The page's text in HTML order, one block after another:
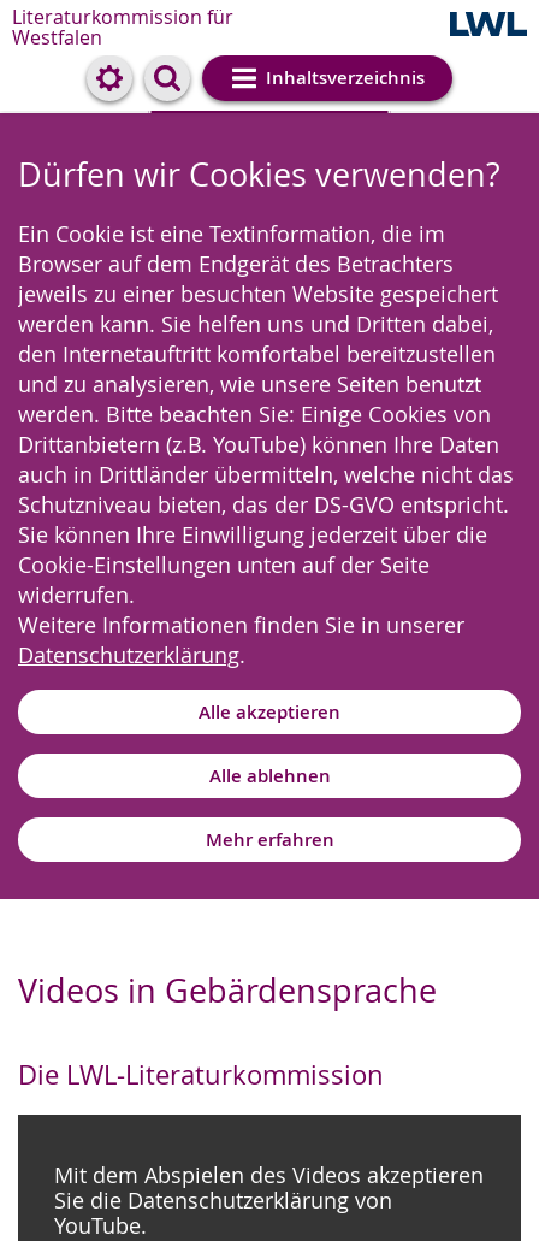
Literaturkommission für
Westfalen
Inhaltsverzeichnis
Cookie-Einstellungen
Dürfen wir Cookies verwenden?
Ein Cookie ist eine Textinformation, die im
Browser auf dem Endgerät des Betrachters
jeweils zu einer besuchten Website gespeichert
werden kann. Sie helfen uns und Dritten dabei,
den Internetauftritt komfortabel bereitzustellen
und zu analysieren, wie unsere Seiten benutzt
werden. Bitte beachten Sie: Einige Cookies von
Drittanbietern (z.B. YouTube) können Ihre Daten
auch in Drittländer übermitteln, welche nicht das
Schutzniveau bieten, das der DS-GVO entspricht.
Sie können Ihre Einwilligung jederzeit über die
Cookie-Einstellungen unten auf der Seite
widerrufen.
Weitere Informationen finden Sie in unserer
Datenschutzerklärung.
Alle akzeptieren
Alle ablehnen
Mehr erfahren
Videos in Gebärdensprache
Die LWL-Literaturkommission
Mit dem Abspielen des Videos akzeptieren
Sie die Datenschutzerklärung von
YouTube.